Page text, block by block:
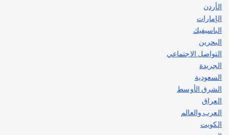
الأردن
الإمارات
الباسيفيك
البحرين
التواصل الاجتماعي
الجريدة
السعودية
الشرق الأوسط
العراق
العرب والعالم
الكويت